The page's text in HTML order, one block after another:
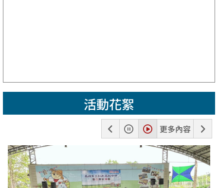
活動花絮
張
暫
停
播
放
更多內容
下
一
張